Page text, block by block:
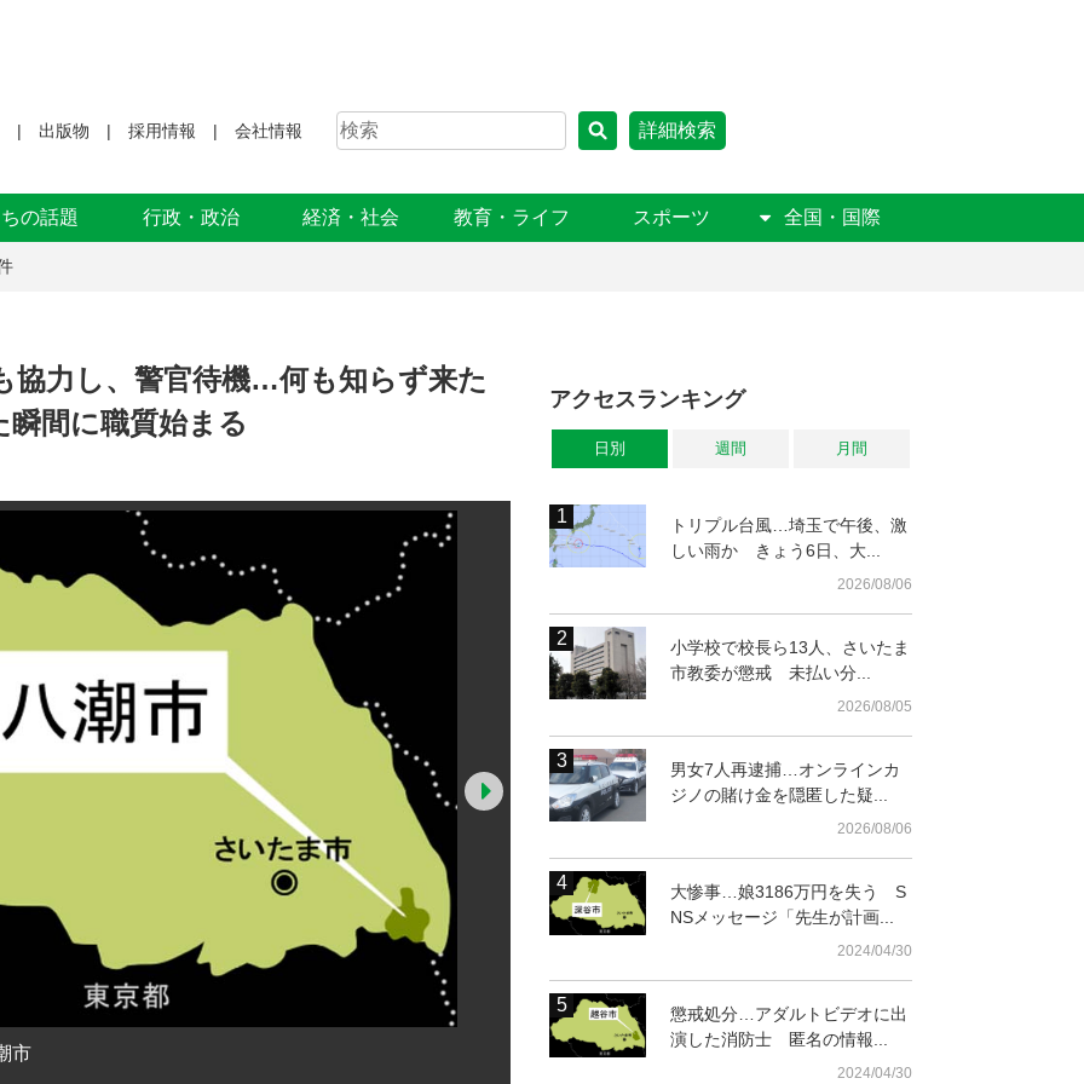
出版物 採用情報 会社情報 詳細検索
の話題 行政・政治 経済・社会 教育・ライフ スポーツ 全国・国際
協力し、警官待機…何も知らず来た
間に職質始まる
市 詐欺未遂容疑 外国籍男を逮捕＝八潮市
アクセスランキング
日別 週間 月間
トリプル台風…埼玉で午後、激
しい雨か きょう6日、大...
2026/08/06
小学校で校長ら13人、さいたま
市教委が懲戒 未払い分...
2026/08/05
男女7人再逮捕…オンラインカ
ジノの賭け金を隠匿した疑...
2026/08/06
大惨事…娘3186万円を失う S
NSメッセージ「先生が計画...
2024/04/30
懲戒処分…アダルトビデオに出
演した消防士 匿名の情報...
2024/04/30